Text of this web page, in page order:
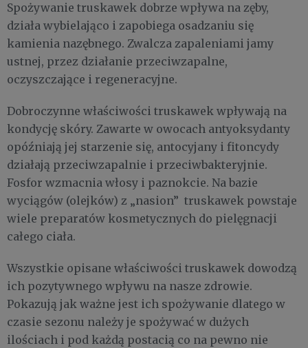
Spożywanie truskawek dobrze wpływa na zęby,
działa wybielająco i zapobiega osadzaniu się
kamienia nazębnego. Zwalcza zapaleniami jamy
ustnej, przez działanie przeciwzapalne,
oczyszczające i regeneracyjne.
Dobroczynne właściwości truskawek wpływają na
kondycję skóry. Zawarte w owocach antyoksydanty
opóźniają jej starzenie się, antocyjany i fitoncydy
działają przeciwzapalnie i przeciwbakteryjnie.
Fosfor wzmacnia włosy i paznokcie. Na bazie
wyciągów (olejków) z „nasion” truskawek powstaje
wiele preparatów kosmetycznych do pielęgnacji
całego ciała.
Wszystkie opisane właściwości truskawek dowodzą
ich pozytywnego wpływu na nasze zdrowie.
Pokazują jak ważne jest ich spożywanie dlatego w
czasie sezonu należy je spożywać w dużych
ilościach i pod każdą postacią co na pewno nie